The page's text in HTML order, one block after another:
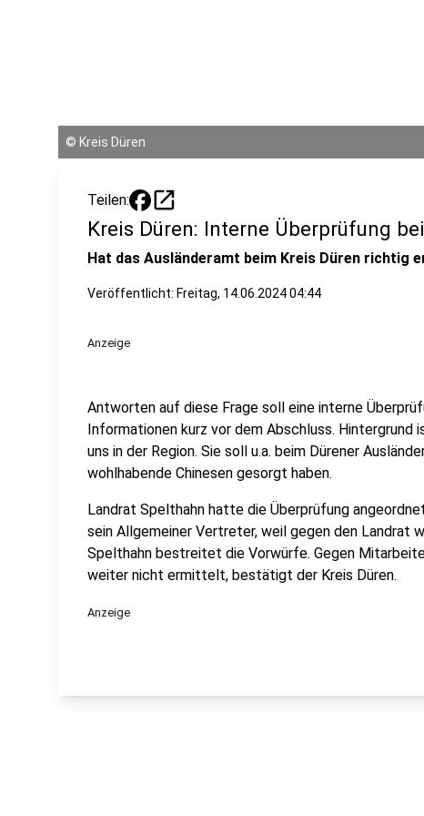
© Kreis Düren
Teilen: open_in_new
Kreis Düren: Interne Überprüfung
Hat das Ausländeramt beim Kreis Düren richtig
Veröffentlicht: Freitag, 14.06.2024 04:44
Anzeige
Antworten auf diese Frage soll eine interne
Informationen kurz vor dem Abschluss.
uns in der Region. Sie soll u.a. beim Dürener
wohlhabende Chinesen gesorgt haben.
Landrat Spelthahn hatte die Überprüfung
sein Allgemeiner Vertreter, weil gegen den
Spelthahn bestreitet die Vorwürfe. Gegen
weiter nicht ermittelt, bestätigt der Kreis Düren.
Anzeige